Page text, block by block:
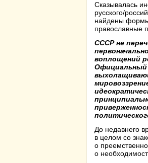
Сказывалась
русского/
найдены формы
православные
СССР не
воплощений
Официальный
До недавнего
в целом со
о
о